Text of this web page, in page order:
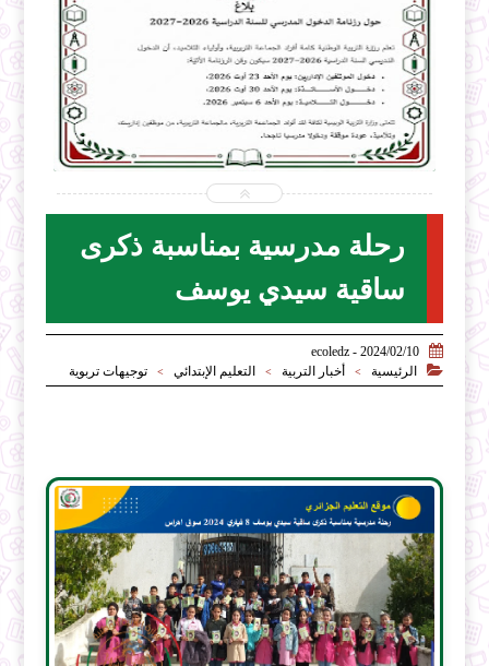
2026-07-31
ecoledz.net
رحلة مدرسية بمناسبة ذكرى
ساقية سيدي يوسف

2024/02/10 - ecoledz

الرئيسية > أخبار التربية > التعليم الإبتدائي > توجيهات تربوية